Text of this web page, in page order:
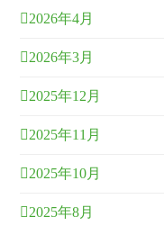
2026年4月
2026年3月
2025年12月
2025年11月
2025年10月
2025年8月